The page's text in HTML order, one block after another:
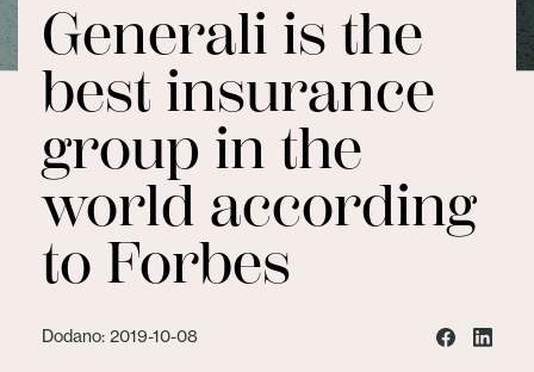
Generali is the
best insurance
group in the
world according
to Forbes
Dodano: 2019-10-08